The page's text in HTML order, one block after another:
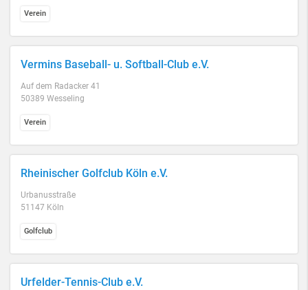
Verein
Vermins Baseball- u. Softball-Club e.V.
Auf dem Radacker 41
50389 Wesseling
Verein
Rheinischer Golfclub Köln e.V.
Urbanusstraße
51147 Köln
Golfclub
Urfelder-Tennis-Club e.V.